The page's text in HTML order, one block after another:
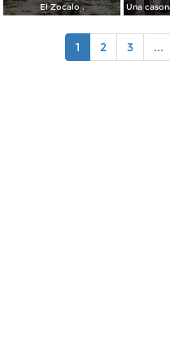
El Zocalo .
1 2 3 ...